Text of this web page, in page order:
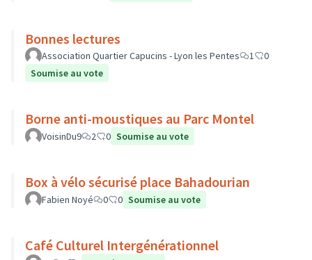
Bonnes lectures
Association Quartier Capucins - Lyon les Pentes 1
0
Soumise au vote
Borne anti-moustiques au Parc Montel
VoisinDu9 2 0 Soumise au vote
Box à vélo sécurisé place Bahadourian
Fabien Noyé 0 0 Soumise au vote
Café Culturel Intergénérationnel